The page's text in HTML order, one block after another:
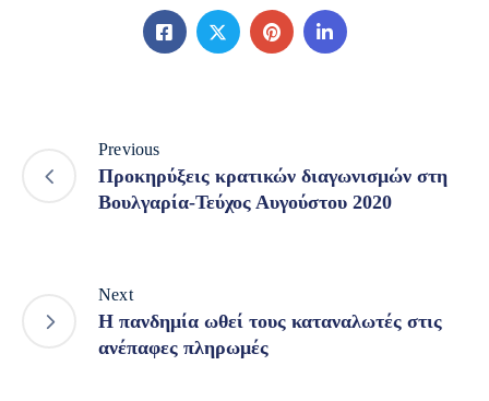
Previous
Προκηρύξεις κρατικών διαγωνισμών στη
Βουλγαρία-Τεύχος Αυγούστου 2020
Next
Η πανδημία ωθεί τους καταναλωτές στις
ανέπαφες πληρωμές